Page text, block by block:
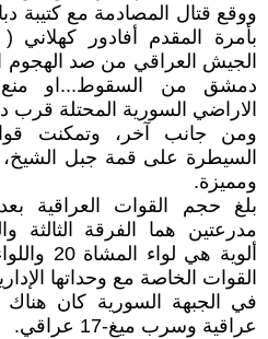
بأمرة المقدم أفادور
الجيش العراقي من صد الهجوم
دمشق من السقوط...او
الاراضي السورية المحتلة
ومن جانب آخر، وتمكنت
السيطرة على قمة جبل
ومميزة.
بلغ حجم القوات العراقية
مدرعتين هما الفرقة الثالثة
ألوية هي
القوات الخاصة مع وحداتها
عراقية وسرب ميغ-17 عراقي.